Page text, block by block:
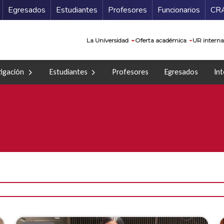
Secundario
Egresados Estudiantes Profesores Funcionarios
La Universidad Oferta académica UR
Estudiantes Profesores Egresados